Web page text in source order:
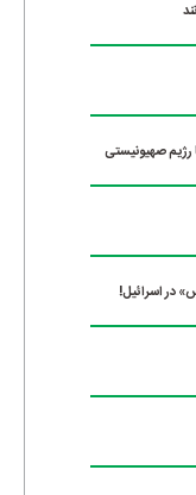
رژیم صهیونیستی
در اسرائیل!